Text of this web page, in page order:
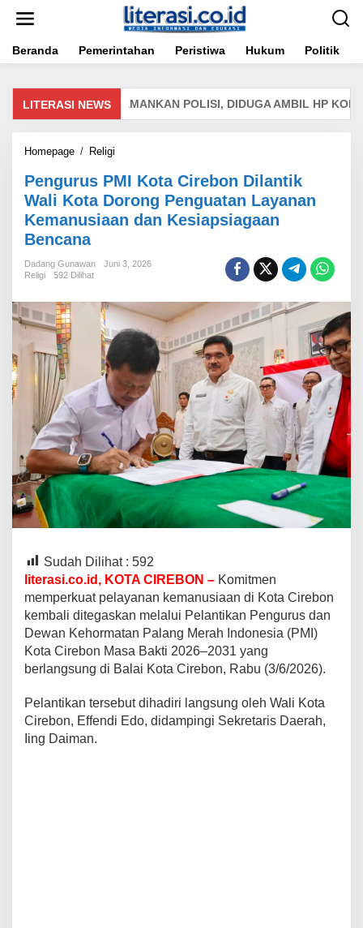
Beranda
Pemerintahan Peristiwa Hukum Politik
LITERASI NEWS
DI CIREBON DIAMANKAN POLISI, DIDUGA AMBIL HP KORBAN
Homepage / Religi
Kota
Cirebon
Dilantik
Wali
Penguatan
dan
Kesiapsiagaan
Bencana
Pengurus PMI Kota Cirebon Dilantik
Wali Kota Dorong Penguatan Layanan
Kemanusiaan dan Kesiapsiagaan
Bencana
Dadang Gunawan
Juni 3, 2026
Religi
592 Dilihat
Sudah Dilihat : 592
literasi.co.id, KOTA CIREBON – Komitmen
memperkuat pelayanan kemanusiaan di Kota Cirebon
kembali ditegaskan melalui Pelantikan Pengurus dan
Dewan Kehormatan Palang Merah Indonesia (PMI)
Kota Cirebon Masa Bakti 2026–2031 yang
berlangsung di Balai Kota Cirebon, Rabu (3/6/2026).
Pelantikan tersebut dihadiri langsung oleh Wali Kota
Cirebon, Effendi Edo, didampingi Sekretaris Daerah,
Iing Daiman.